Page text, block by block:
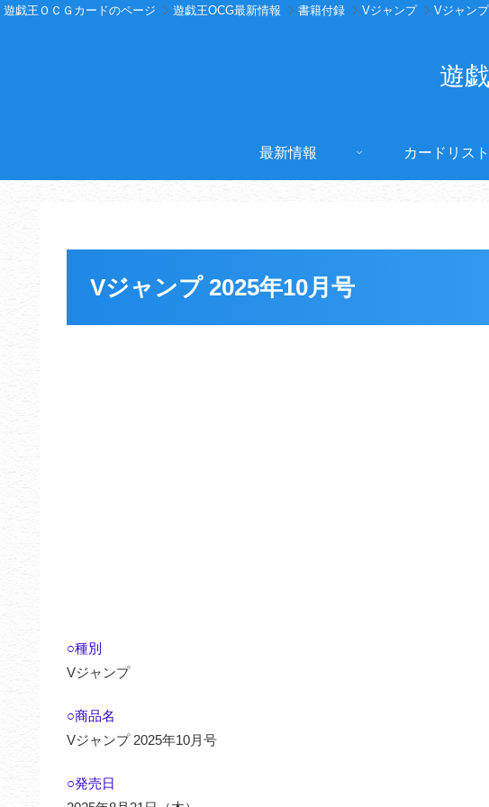
遊戯王ＯＣＧカードのページ 遊戯王OCG最新情報 書籍付録 Vジャンプ Vジャン
遊
最新情報 カードリスト
Vジャンプ 2025年10月号
○種別
Vジャンプ
○商品名
Vジャンプ 2025年10月号
○発売日